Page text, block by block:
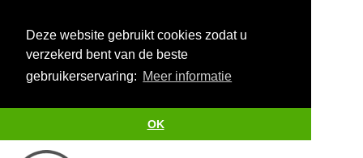
Deze website gebruikt cookies zodat u
verzekerd bent van de beste
gebruikerservaring: Meer informatie
OK